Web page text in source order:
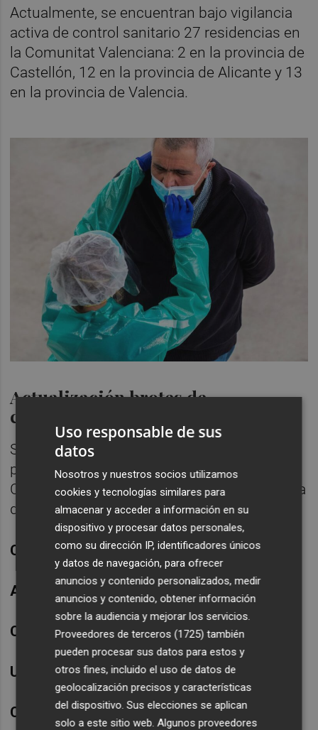
Actualmente, se encuentran bajo vigilancia
activa de control sanitario 27 residencias en
la Comunitat Valenciana: 2 en la provincia de
Castellón, 12 en la provincia de Alicante y 13
en la provincia de Valencia.
Actualización brotes de
coronavirus
Se han registrado un total de 54 brotes. Por
provincias, ésta es la distribución: 14 en
Castellón; 15 en Alicante y 25 en la provincia
de Valencia
Castelló de La Plana:5 casos. Origen laboral
Ayora: 3 casos. Origen laboral
Càlig: 4 casos. Origen social
Utiel: 13 casos. Origen social
Castelló de la Plana:4 casos. Origen laboral
Uso responsable de sus
datos
Nosotros y nuestros socios utilizamos
cookies y tecnologías similares para
almacenar y acceder a información en su
dispositivo y procesar datos personales,
como su dirección IP, identificadores únicos
y datos de navegación, para ofrecer
anuncios y contenido personalizados, medir
anuncios y contenido, obtener información
sobre la audiencia y mejorar los servicios.
Proveedores de terceros (1725) también
pueden procesar sus datos para estos y
otros fines, incluido el uso de datos de
geolocalización precisos y características
del dispositivo. Sus elecciones se aplican
solo a este sitio web. Algunos proveedores